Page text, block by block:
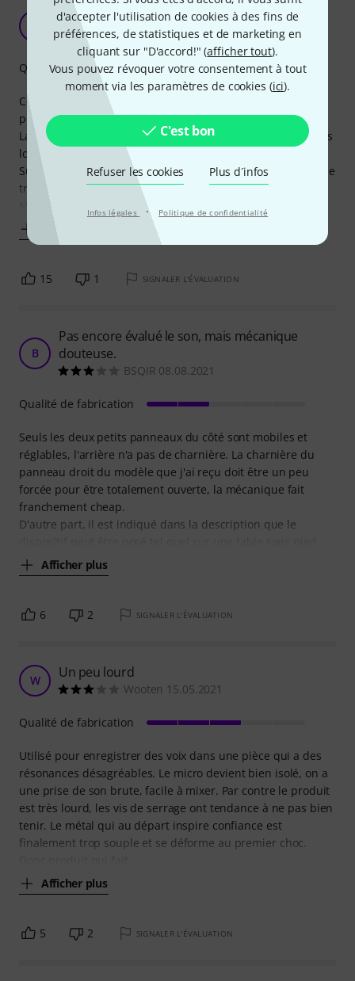
d'accepter l'utilisation de cookies à des fins de
préférences, de statistiques et de marketing en
cliquant sur "D'accord!" (afficher tout).
Vous pouvez révoquer votre consentement à tout
moment via les paramètres de cookies (ici).
C'est bon
Refuser les cookies Plus d´infos
Infos légales · Politique de confidentialité
Très bon produit
patbig34 08.04.2022
Cet écran phonique est très efficace pour ceux qui ne
peuvent pas aménager une pièce isolée phoniquement.
La tige de centrage du micro pourrait être un petit peu plus
longue (alors il y aurait 5 étoiles de moyenne).
Super en utilisant un Micro Rode 1. Vous obtiendrez déja de
très bons enregistrements vocaux.
Merci à Thomann d'essayer de demander aux
Qualité de fabrication
15 1 SIGNALER L'ÉVALUATION
B
Pas encore évalué le son, mais mécanique
douteuse.
BSQIR 08.08.2021
Seuls les deux petits panneaux du côté sont mobiles et
réglables, l'arrière n'a pas de charnière. La charnière du
panneau droit du modèle que j'ai reçu doit être un peu
forcée pour être totalement ouverte, la mécanique fait
franchement cheap.
D'autre part, il est indiqué dans la description que le
Afficher plus
Qualité de fabrication
6 2 SIGNALER L'ÉVALUATION
W Un peu lourd
Wooten 15.05.2021
Utilisé pour enregistrer des voix dans une pièce qui a des
résonances désagréables. Le micro devient bien isolé, on a
une prise de son brute, facile à mixer. Par contre le produit
est très lourd, les vis de serrage ont tendance à ne pas bien
tenir. Le métal qui au départ inspire confiance est
finalement trop souple et se déforme au premier choc.
Afficher plus
Qualité de fabrication
5 2 SIGNALER L'ÉVALUATION